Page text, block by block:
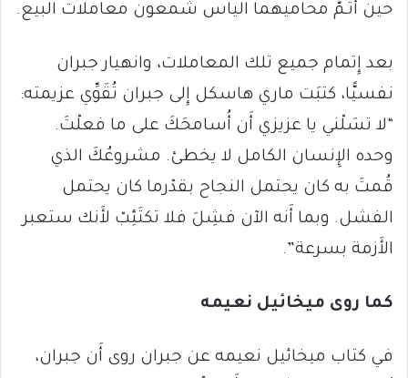
حين أَتَـمَّ محاميهما الياس شمعون معاملات البيع.
بعد إِتمام جميع تلك المعاملات، وانهيار جبران
نفسيًّا، كتبَت ماري هاسكل إِلى جبران تُقَوِّي عزيمته:
“لا تسَلْني يا عزيزي أَن أُسامحَكَ على ما فعلْتَ.
وحده الإِنسان الكامل لا يخطئ. مشروعُكَ الذي
قُمتَ به كان يحتمل النجاح بقدْرما كان يحتمل
الفشل. وبما أَنه الآن فشِلَ فلا تكتَئِبْ لأَنك ستعبر
الأَزمة بسرعة”.
كما روى ميخائيل نعيمه
في كتاب ميخائيل نعيمه عن جبران روى أَن جبران،